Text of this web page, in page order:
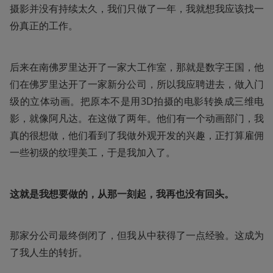
摄影并没有持续太久，我们只做了一年，我就想我应该找一
份真正的工作。
后来在南佛罗里达开了一家大工作室，那就是数字王国，他
们在佛罗里达开了一家新分公司，所以我应聘进去，做入门
级的立体动画。把原本不是用3D拍摄的电影转换成三维电
影，就像阿凡达。在这做了两年。他们有一个动画部门，我
真的很想做，他们看到了我做外观开发的兴趣，正打算雇佣
一些初级的纹理美工，于是我加入了。
这就是我想要做的，从那一刻起，我再也没有回头。
那家分公司最终倒闭了，但我从中获得了一点经验。这成为
了我人生的转折。